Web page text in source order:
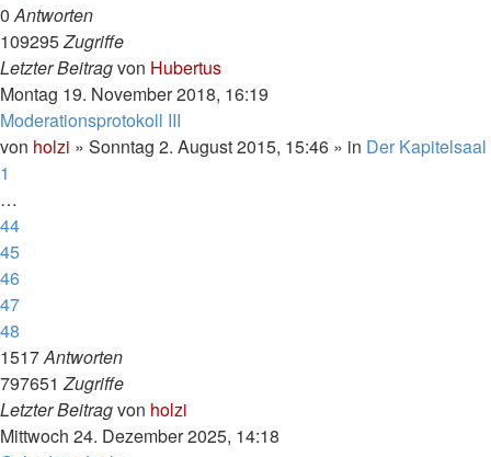
0Antworten
109295Zugriffe
Letzter Beitragvon Hubertus
Montag 19. November 2018, 16:19
Moderationsprotokoll III
von holzi » Sonntag 2. August 2015, 15:46 » in Der Kapitelsaal
1
…
44
45
46
47
48
1517Antworten
797651Zugriffe
Letzter Beitragvon holzi
Mittwoch 24. Dezember 2025, 14:18